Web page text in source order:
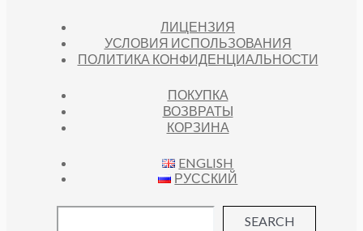
ЛИЦЕНЗИЯ
УСЛОВИЯ ИСПОЛЬЗОВАНИЯ
ПОЛИТИКА КОНФИДЕНЦИАЛЬНОСТИ
ПОКУПКА
ВОЗВРАТЫ
КОРЗИНА
ENGLISH
РУССКИЙ
SEARCH